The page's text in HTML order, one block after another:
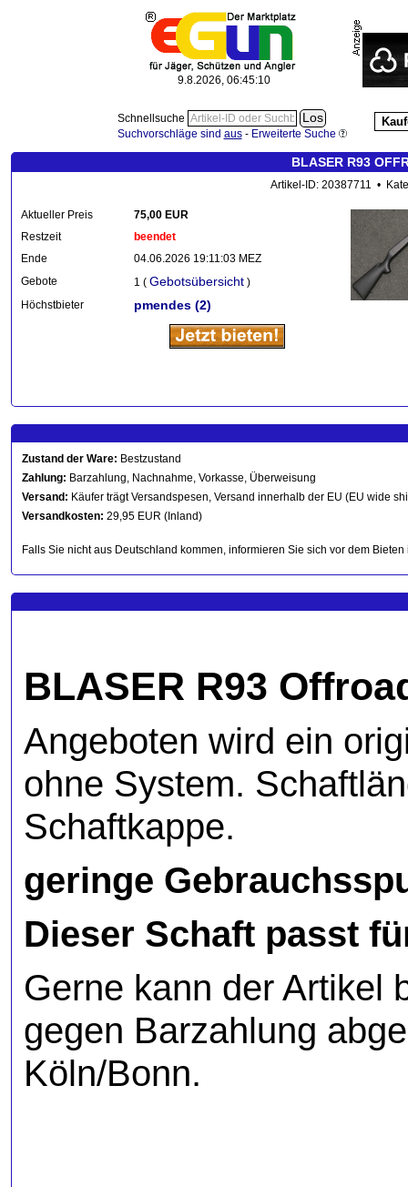
9.8.2026, 06:45:10
Schnellsuche
Suchvorschläge sind aus- Erweiterte Suche
BLASER R93
Artikel-ID: 20387711 •
Aktueller Preis
75,00 EUR
Restzeit
beendet
Ende
04.06.2026 19:11:03 MEZ
Gebote
1 ( Gebotsübersicht )
Höchstbieter
pmendes (2)
Zustand der Ware: Bestzustand
Zahlung: Barzahlung, Nachnahme, Vorkasse, Überweisung
Versand: Käufer trägt Versandspesen, Versand innerhalb der EU (EU wide
Versandkosten: 29,95 EUR (Inland)
Falls Sie nicht aus Deutschland kommen, informieren Sie sich vor dem
BLASER R93
Angeboten wird ein
ohne System.
Schaftkappe.
geringe
Dieser Schaft passt
Gerne kann der Artikel
gegen Barzahlung
Köln/Bonn.